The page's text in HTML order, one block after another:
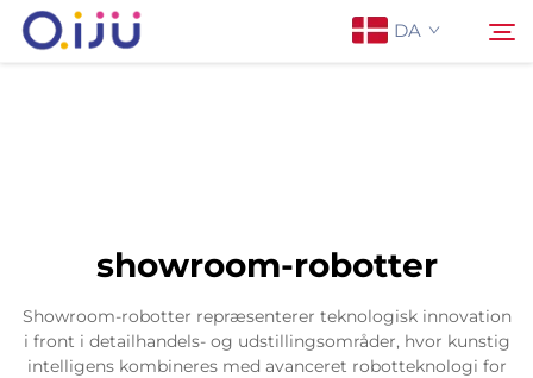
DA
Anvendelse
showroom-robotter
Showroom-robotter repræsenterer teknologisk innovation
i front i detailhandels- og udstillingsområder, hvor kunstig
intelligens kombineres med avanceret robotteknologi for